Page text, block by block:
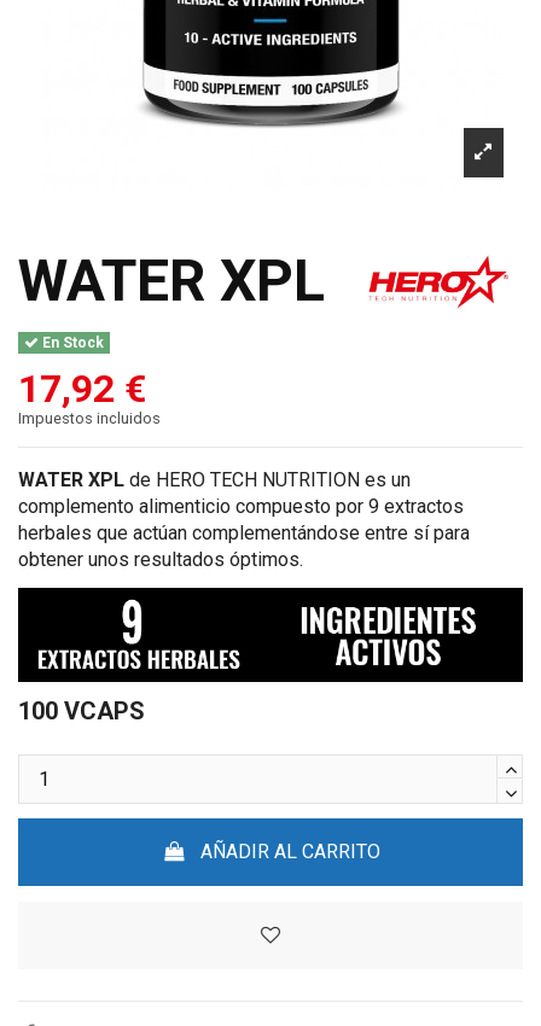
WATER XPL
En Stock
17,92 €
Impuestos incluidos
WATER XPL de HERO TECH NUTRITION es un
complemento alimenticio compuesto por 9 extractos
herbales que actúan complementándose entre sí para
obtener unos resultados óptimos.
100 VCAPS
AÑADIR AL CARRITO